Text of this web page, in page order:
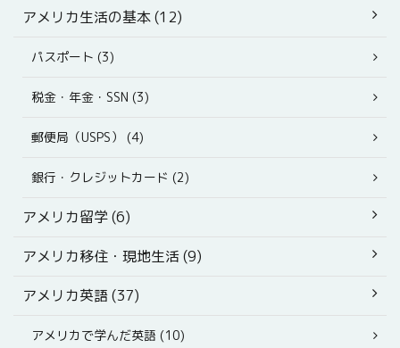
アメリカ生活の基本 (12)
パスポート (3)
税金・年金・SSN (3)
郵便局（USPS） (4)
銀行・クレジットカード (2)
アメリカ留学 (6)
アメリカ移住・現地生活 (9)
アメリカ英語 (37)
アメリカで学んだ英語 (10)